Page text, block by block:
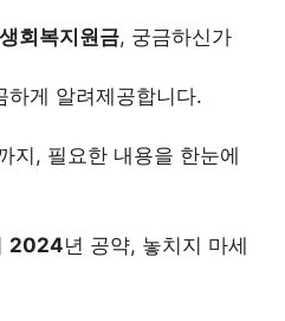
회복지원금, 궁금하신가
하게 알려제공합니다.
지, 필요한 내용을 한눈에
2024년 공약, 놓치지 마세